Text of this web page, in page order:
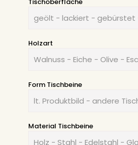
Tischoberfläche
Holzart
Form Tischbeine
Material Tischbeine